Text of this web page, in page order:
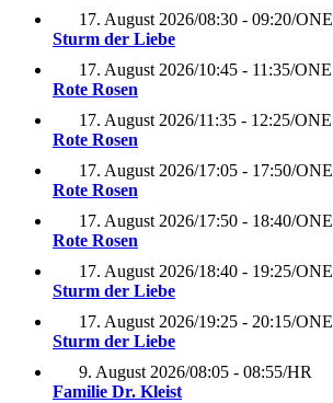
17. August 2026/08:30 - 09:20/ONE
Sturm der Liebe
17. August 2026/10:45 - 11:35/ONE
Rote Rosen
17. August 2026/11:35 - 12:25/ONE
Rote Rosen
17. August 2026/17:05 - 17:50/ONE
Rote Rosen
17. August 2026/17:50 - 18:40/ONE
Rote Rosen
17. August 2026/18:40 - 19:25/ONE
Sturm der Liebe
17. August 2026/19:25 - 20:15/ONE
Sturm der Liebe
9. August 2026/08:05 - 08:55/HR
Familie Dr. Kleist